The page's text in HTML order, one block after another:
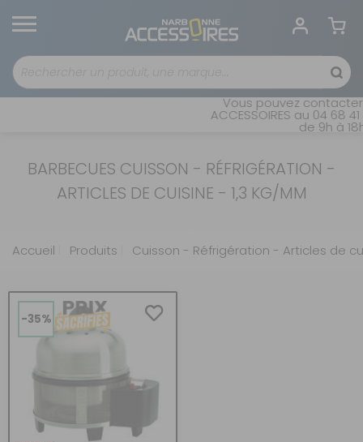
Vous pouvez contacter
ACCESSOIRES au 04 68
de 9h à
BARBECUES CUISSON - RÉFRIGÉRATION -
ARTICLES DE CUISINE - 1,3 KG/MM
Accueil Produits Cuisson - Réfrigération - Articles de
-35%